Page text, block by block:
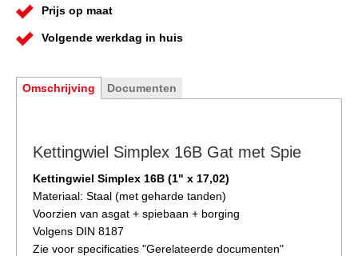
Prijs op maat
Volgende werkdag in huis
Omschrijving Documenten
Kettingwiel Simplex 16B Gat met Spie
Kettingwiel Simplex 16B (1" x 17,02)
Materiaal: Staal (met geharde tanden)
Voorzien van asgat + spiebaan + borging
Volgens DIN 8187
Zie voor specificaties "Gerelateerde documenten"